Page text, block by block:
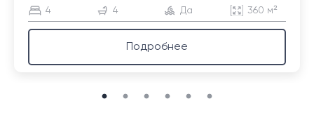
4 4 Да 360 м²
Подробнее